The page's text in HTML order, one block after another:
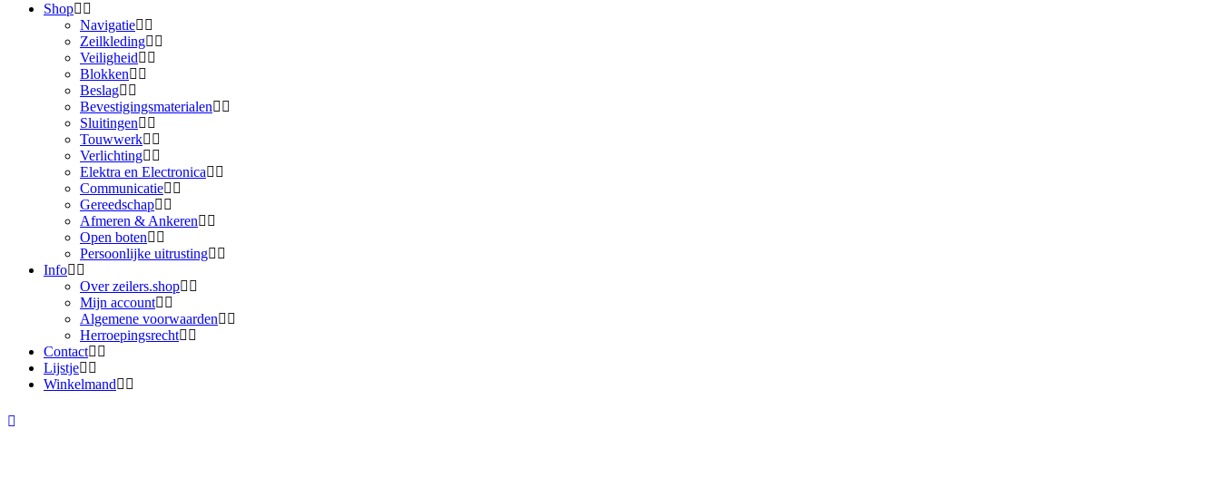
Shop
Navigatie
Zeilkleding
Veiligheid
Blokken
Beslag
Bevestigings­­materialen
Sluitingen
Touwwerk
Verlichting
Elektra en Electronica
Communicatie
Gereedschap
Afmeren & Ankeren
Open boten
Persoonlijke uitrusting
Info
Over zeilers.shop
Mijn account
Algemene voorwaarden
Herroepingsrecht
Contact
Lijstje
Winkelmand